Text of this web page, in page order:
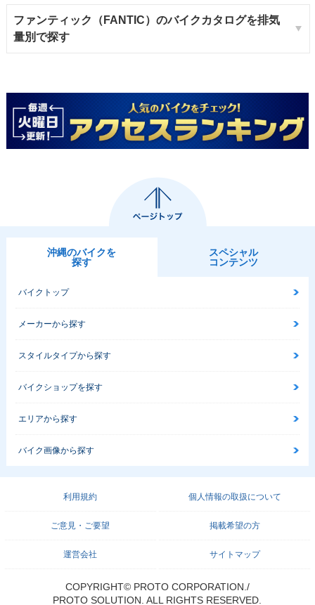
ファンティック（FANTIC）のバイクカタログを排気
量別で探す
沖縄のバイクを
探す
スペシャル
コンテンツ
バイクトップ
メーカーから探す
スタイルタイプから探す
バイクショップを探す
エリアから探す
バイク画像から探す
利用規約 個人情報の取扱について
ご意見・ご要望 掲載希望の方
運営会社 サイトマップ
COPYRIGHT© PROTO CORPORATION./
PROTO SOLUTION. ALL RIGHTS RESERVED.